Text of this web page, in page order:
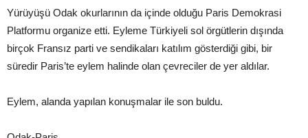
Yürüyüşü Odak okurlarının da içinde olduğu Paris Demokrasi
Platformu organize etti. Eyleme Türkiyeli sol örgütlerin dışında
birçok Fransız parti ve sendikaları katılım gösterdiği gibi, bir
süredir Paris’te eylem halinde olan çevreciler de yer aldılar.
Eylem, alanda yapılan konuşmalar ile son buldu.